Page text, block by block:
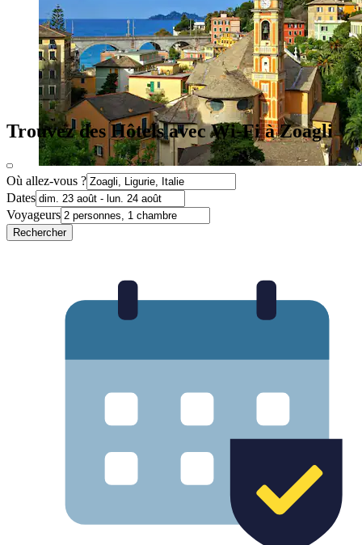
Trouvez des Hôtels avec Wi-Fi à Zoagli
Où allez-vous ?
Dates
Voyageurs
Rechercher